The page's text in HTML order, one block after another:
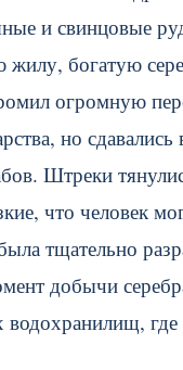
и свинцовые
богатую
огромную
но
Штреки
что человек
тщательно
добычи
где